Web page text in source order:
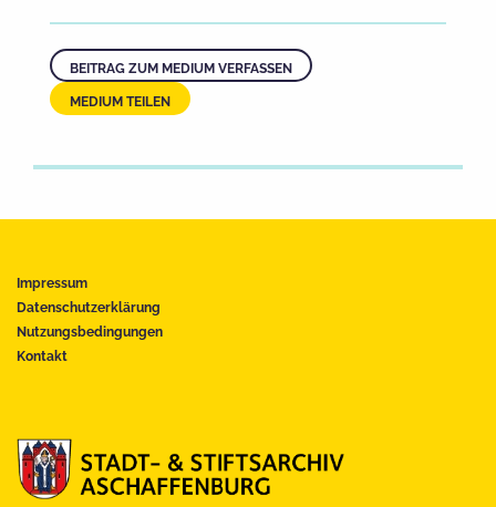
BEITRAG ZUM MEDIUM VERFASSEN
MEDIUM TEILEN
Impressum
Datenschutzerklärung
Nutzungsbedingungen
Kontakt